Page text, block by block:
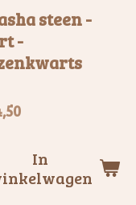
steen -
-
In